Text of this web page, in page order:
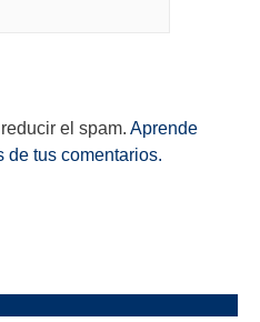
el spam. Aprende
tus comentarios.